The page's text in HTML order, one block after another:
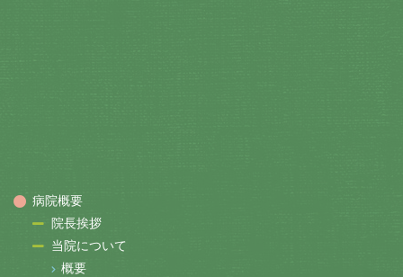
病院概要
院長挨拶
当院について
概要